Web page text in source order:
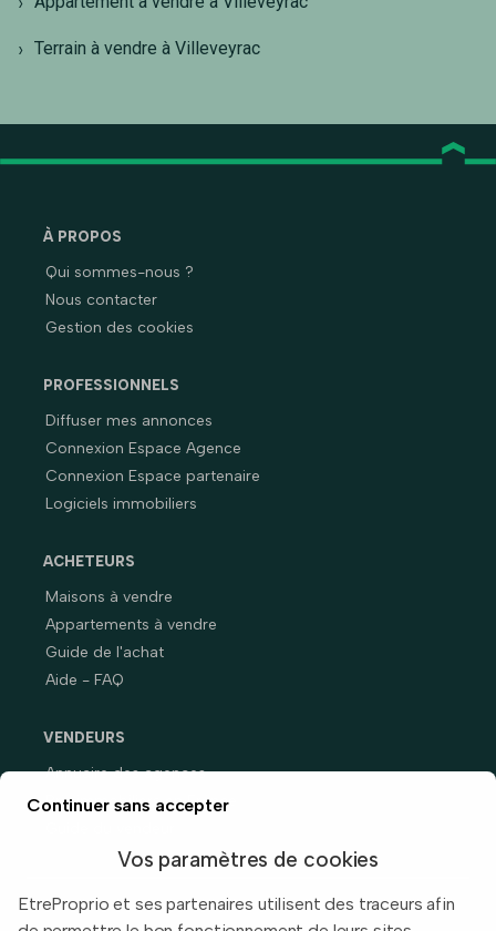
Terrain à vendre à Villeveyrac
À PROPOS
Qui sommes-nous ?
Nous contacter
Gestion des cookies
PROFESSIONNELS
Diffuser mes annonces
Connexion Espace Agence
Connexion Espace partenaire
Logiciels immobiliers
ACHETEURS
Maisons à vendre
Appartements à vendre
Guide de l'achat
Aide - FAQ
VENDEURS
Annuaire des agences
Prix immobiliers en France
Continuer sans accepter
Vos paramètres de cookies
EtreProprio et ses partenaires utilisent des traceurs afin